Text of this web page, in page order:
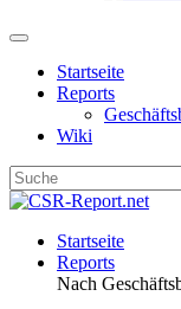
Startseite
Reports
Wiki
Startseite
Reports
Nach